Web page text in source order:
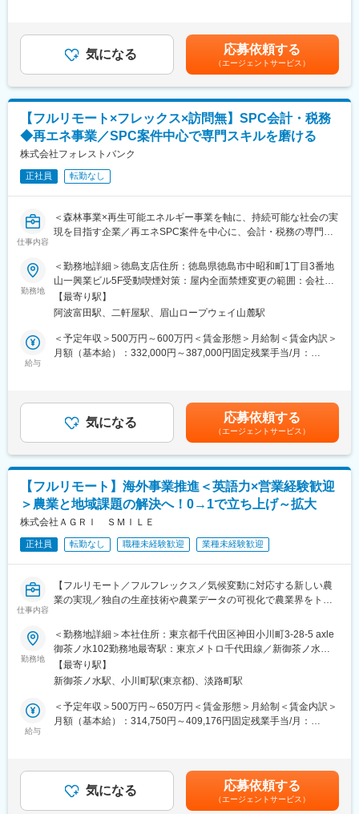
どの上流工程へ徐々に業務の幅を広げていただきます。
◇MDMツール（LANSCOPE）を使用した貸与デバイスの運用・
管理
◇各種ベンダーとの調整、問い合わせ対応
【コーポレートIT・ヘルプデスク領域（主担当）】
◇各種SaaS（Google Workspace、Slack、Notion、1Password
など）のアカウント・ライセンス管理、運用
◇貸与デバイスおよびIT資産の管理、キッティング、入社時研修
の実施
◇社内ヘルプデスク対応、FAQやマニュアルの作成・整備
◇ISMS事務局の対応、および運用の継続的改善（SecureNavi等
の活用）
◇情報セキュリティ規程・ガイドラインの整備、SaaS・AIサービ
ス導入時のセキュリティ評価
対応
◇セキュリティインシデント対応および再発防止策の策定、社内
Google Workspace、Slack、Notion、1password、ZOOM、
Microsoft 365、Windows 365、Adobe、Goodline、
SecureNavi、Apple Business Manager、Deep Instinct、
LANSCOPE、Verona SASE、Sansan
変更の範囲：会社の定める業務
無＞有＜残業手当＞有＜給与補足＞※経験やスキルを考慮して決定
します。■その他固定手当：深夜残業手当20時間分（超過分は別
途追加支給）賃金はあくまでも目安の金額であり、選考を通じて
上下する可能性があります。月給(月額)は固定手当を含めた表記で
す。
気になる 応募依頼する
（エージェントサービス）
【フルリモート×フレックス×訪問無】SPC会計・税務
◆再エネ事業／SPC案件中心で専門スキルを磨ける
株式会社フォレストバンク
正社員 転勤なし
仕事内容
＜森林事業×再生可能エネルギー事業を軸に、持続可能な社会の実
現を目指す企業／再エネSPC案件を中心に、会計・税務の専門性
■業務内容：
再生可能エネルギー（主に太陽光発電）に関するSPC案件を中心
に、以下の業務を段階的にお任せします。
まずは会計・税務業務からスタートし、将来的には上流工程にも
関わっていただく想定です。
＜会計業務＞
・発電設備等の固定資産管理、減価償却
・プロジェクト単位での収支管理
・SPC特有の税務論点の整理
・税理士法人との折衝・資料作成
・再エネ関連の税制優遇の適用検討
＜SPC関連業務（キャリアに応じて）＞
・SPC設立に向けたスキーム検討補助
・出資者向け資料の作成支援
・資金調達スキームの管理
・契約・定款管理、運営管理
・クライアント（主に都市部企業）との打合せ対応（オンライン
中心）
・業務フロー整備、効率化推進
・監査対応など
■組織構成：
約20名
（1） SPC×再エネという専門性の高い領域
・市場価値の高いスキルが身につく環境
（2） 一括受託モデルで上流まで関われる
勤務地
＜勤務地詳細＞徳島支店住所：徳島県徳島市中昭和町1丁目3番地
山一興業ビル5F受動喫煙対策：屋内全面禁煙変更の範囲：会社の
定める事業所（リモートワーク含む）
【最寄り駅】
阿波富田駅、二軒屋駅、眉山ロープウェイ山麓駅
給与
＜予定年収＞500万円～600万円＜賃金形態＞月給制＜賃金内訳＞
月額（基本給）：332,000円～387,000円固定残業手当/月：
齢、経験を考慮の上、決定します。※賞与あり（年最大3回、2ヶ
月分、業績に応じて支給）賃金はあくまでも目安の金額であり、
選考を通じて上下する可能性があります。月給(月額)は固定手当を
含めた表記です。
気になる 応募依頼する
（エージェントサービス）
【フルリモート】海外事業推進＜英語力×営業経験歓迎
＞農業と地域課題の解決へ！0→1で立ち上げ～拡大
株式会社ＡＧＲＩ ＳＭＩＬＥ
正社員 転勤なし 職種未経験歓迎 業種未経験歓迎
仕事内容
【フルリモート／フルフレックス／気候変動に対応する新しい農
業の実現／独自の生産技術や農業データの可視化で農業界をトー
■業務内容
海外事業の立ち上げ・推進担当者として、担当国におけるパート
ナー候補との商談、関係構築・実証プロジェクト運営管理、現地
規制対応など、事業開発・推進を一任します。（担当国はASEAN
地域を想定）
現地での導入試験やプロジェクトの進捗管理、および海外現地メ
ンバーとの協働
勤務地
＜勤務地詳細＞本社住所：東京都千代田区神田小川町3-28-5 axle
御茶ノ水102勤務地最寄駅：東京メトロ千代田線／新御茶ノ水駅
受動喫煙対策：屋内全面禁煙変更の範囲：会社の定める事業所
（リモートワーク含む）
【最寄り駅】
新御茶ノ水駅、小川町駅(東京都)、淡路町駅
給与
＜予定年収＞500万円～650万円＜賃金形態＞月給制＜賃金内訳＞
月額（基本給）：314,750円～409,176円固定残業手当/月：
でも目安の金額であり、選考を通じて上下する可能性がありま
す。月給(月額)は固定手当を含めた表記です。
気になる 応募依頼する
（エージェントサービス）